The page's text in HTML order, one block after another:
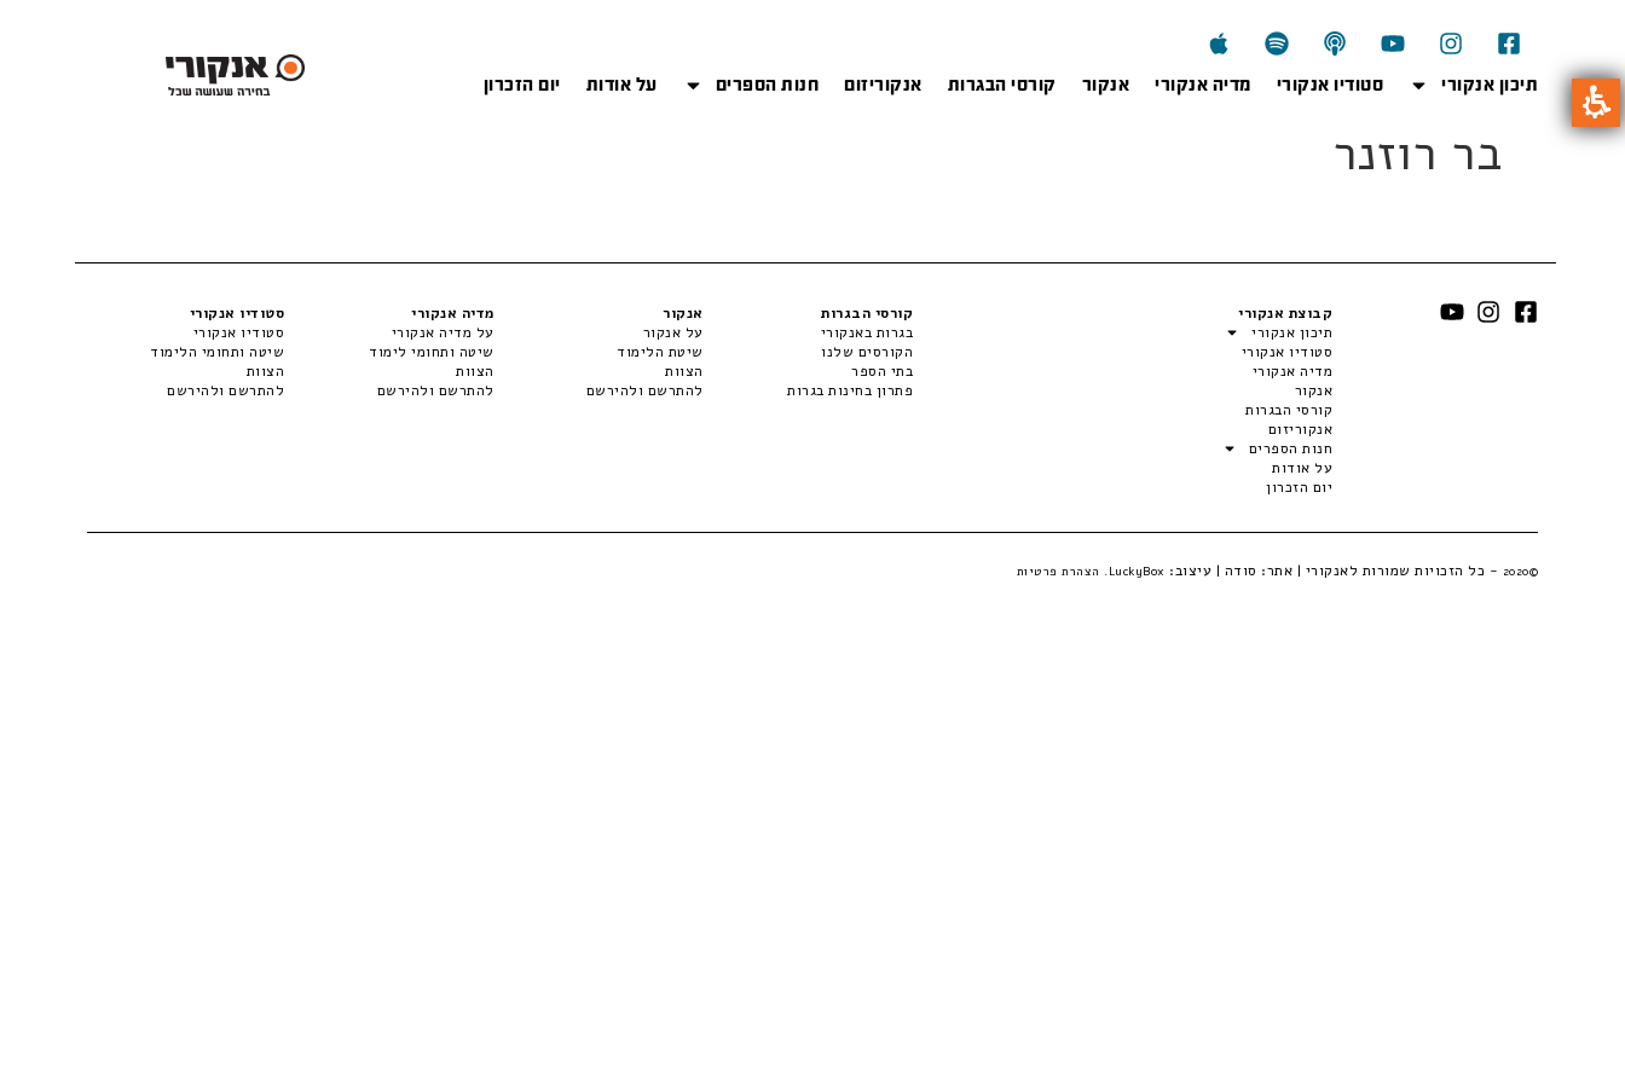
תיכון אנקורי סטודיו אנקורי מדיה אנקורי אנקור קורסי הבגרות אנקוריזום חנות הספרים על אודות יום הזכרון
בר רוזנר
קבוצת אנקורי
תיכון אנקורי
סטודיו אנקורי
מדיה אנקורי
אנקור
קורסי הבגרות
אנקוריזום
חנות הספרים
על אודות
יום הזכרון
קורסי הבגרות
בגרות באנקורי
הקורסים שלנו
בתי הספר
פתרון בחינות בגרות
אנקור
על אנקור
שיטת הלימוד
הצוות
להתרשם ולהירשם
מדיה אנקורי
על מדיה אנקורי
שיטה ותחומי לימוד
הצוות
להתרשם ולהירשם
סטודיו אנקורי
סטודיו אנקורי
שיטה ותחומי הלימוד
הצוות
להתרשם ולהירשם
©2020 - כל הזכויות שמורות לאנקורי | אתר: סודה | עיצוב: LuckyBox. הצהרת פרטיות